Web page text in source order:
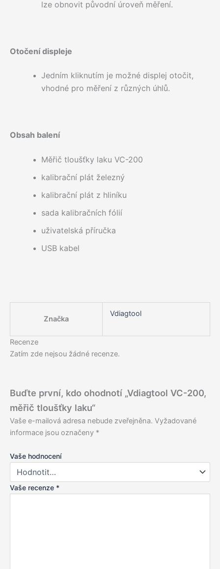
lze obnovit původní úroveň měření.
Otočení displeje
Jedním kliknutím je možné displej otočit,
vhodné pro měření z různých úhlů.
Obsah balení
Měřič tloušťky laku VC-200
kalibrační plát železný
kalibrační plát z hliníku
sada kalibračních fólií
uživatelská příručka
USB kabel
Značka
Vdiagtool
Recenze
Zatím zde nejsou žádné recenze.
Buďte první, kdo ohodnotí „Vdiagtool VC-200,
měřič tloušťky laku“
Vaše e-mailová adresa nebude zveřejněna. Vyžadované
informace jsou označeny *
Vaše hodnocení
Vaše recenze *